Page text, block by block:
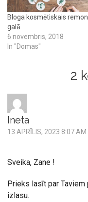
Bloga kosmētiskais
galā
6 novembris, 2018
In "Domas"
2
Ineta
13 APRĪLIS, 2023 8:07 AM
Sveika, Zane !
Prieks lasīt par
izlasu.